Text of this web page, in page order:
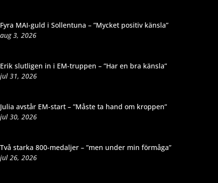
Fyra MAI-guld i Sollentuna – ”Mycket positiv känsla”
aug 3, 2026
Erik slutligen in i EM-truppen – ”Har en bra känsla”
jul 31, 2026
Julia avstår EM-start – ”Måste ta hand om kroppen”
jul 30, 2026
Två starka 800-medaljer – ”men under min förmåga”
jul 26, 2026